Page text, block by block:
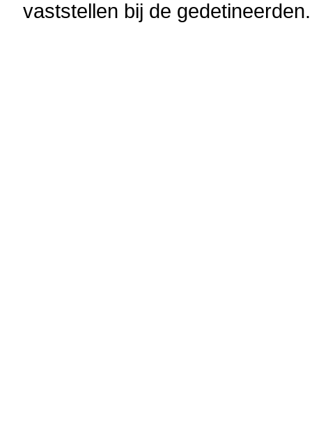
vaststellen bij de gedetineerden.